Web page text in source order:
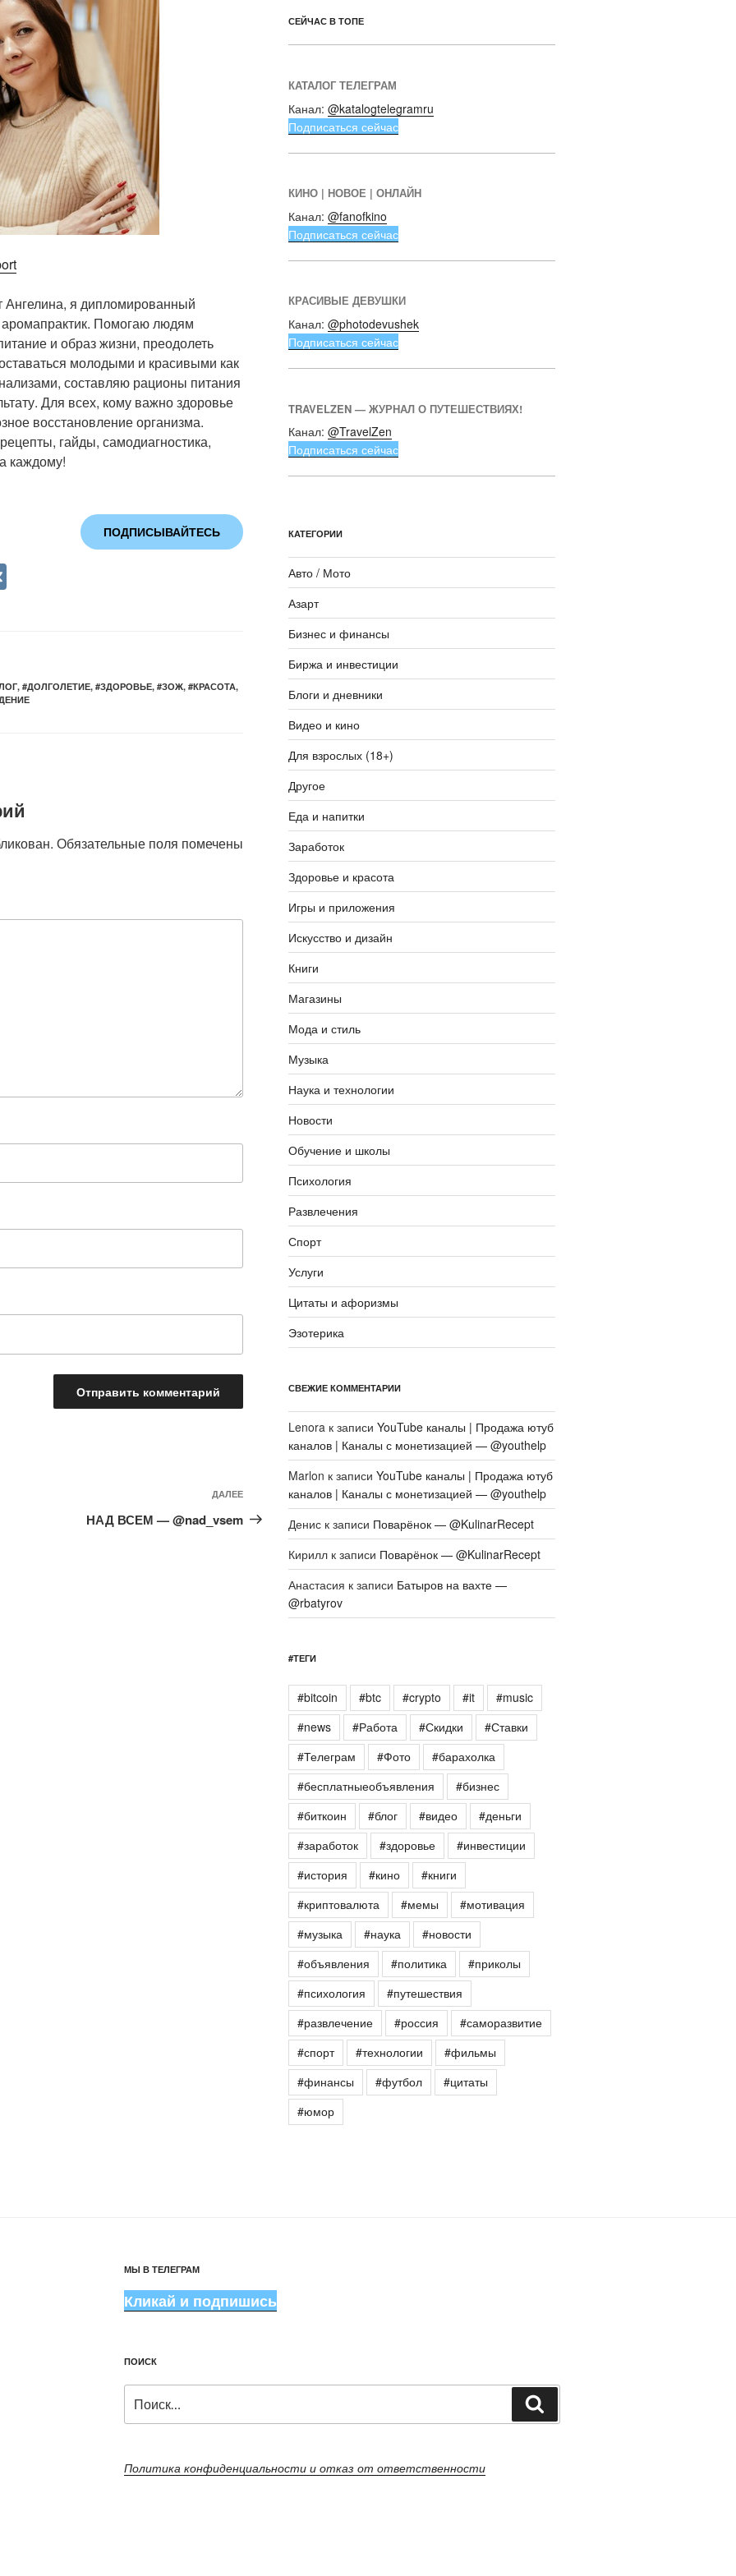
я дипломированный
Помогаю людям
и образ жизни, преодолеть
молодыми и красивыми как
составляю рационы питания
Для всех, кому важно здоровье
восстановление организма.
гайды, самодиагностика,
каждому!
ПОДПИСЫВАЙТЕСЬ
, #ДОЛГОЛЕТИЕ, #ЗДОРОВЬЕ, #ЗОЖ, #КРАСОТА,
Обязательные поля помечены
Следующая
запись
ДАЛЕЕ
НАД ВСЕМ — @nad_vsem
СЕЙЧАС В ТОПЕ
КАТАЛОГ ТЕЛЕГРАМ
Канал: @katalogtelegramru
Подписаться сейчас
КИНО | НОВОЕ | ОНЛАЙН
Канал: @fanofkino
Подписаться сейчас
КРАСИВЫЕ ДЕВУШКИ
Канал: @photodevushek
Подписаться сейчас
TRAVELZEN — ЖУРНАЛ О ПУТЕШЕСТВИЯХ!
Канал: @TravelZen
Подписаться сейчас
КАТЕГОРИИ
Авто / Мото
Азарт
Бизнес и финансы
Биржа и инвестиции
Блоги и дневники
Видео и кино
Для взрослых (18+)
Другое
Еда и напитки
Заработок
Здоровье и красота
Игры и приложения
Искусство и дизайн
Книги
Магазины
Мода и стиль
Музыка
Наука и технологии
Новости
Обучение и школы
Психология
Развлечения
Спорт
Услуги
Цитаты и афоризмы
Эзотерика
СВЕЖИЕ КОММЕНТАРИИ
Lenoraк записи YouTube каналы | Продажа ютуб
каналов | Каналы с монетизацией — @youthelp
Marlon к записи YouTube каналы | Продажа ютуб
каналов | Каналы с монетизацией — @youthelp
Дениск записи Поварёнок — @KulinarRecept
Кириллк записи Поварёнок — @KulinarRecept
Анастасия к записи Батыров на вахте —
@rbatyrov
#ТЕГИ
#bitcoin #btc #crypto #it
#music
#news
#Работа #Скидки
#Ставки
#Телеграм
#Фото
#барахолка
#бесплатныеобъявления
#бизнес
#биткоин
#блог #видео
#деньги
#заработок
#здоровье
#инвестиции
#история
#кино
#книги
#криптовалюта
#мемы
#мотивация
#музыка
#наука
#новости
#объявления
#политика
#приколы
#психология
#путешествия
#развлечение
#россия
#саморазвитие
#спорт
#технологии
#фильмы
#финансы
#футбол
#цитаты
#юмор
МЫ В ТЕЛЕГРАМ
Кликай и подпишись
ПОИСК
Политика конфиденциальности и отказ от ответственности